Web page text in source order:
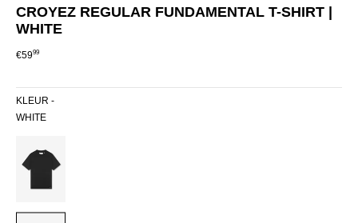
CROYEZ REGULAR FUNDAMENTAL T-SHIRT |
WHITE
€5999
KLEUR -
WHITE